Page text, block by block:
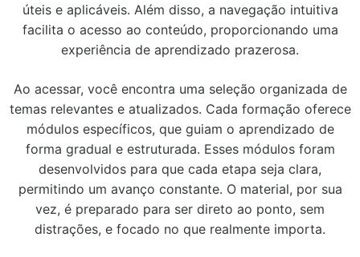
úteis e aplicáveis. Além disso, a navegação intuitiva
facilita o acesso ao conteúdo, proporcionando uma
experiência de aprendizado prazerosa.
Ao acessar, você encontra uma seleção organizada de
temas relevantes e atualizados. Cada formação oferece
módulos específicos, que guiam o aprendizado de
forma gradual e estruturada. Esses módulos foram
desenvolvidos para que cada etapa seja clara,
permitindo um avanço constante. O material, por sua
vez, é preparado para ser direto ao ponto, sem
distrações, e focado no que realmente importa.